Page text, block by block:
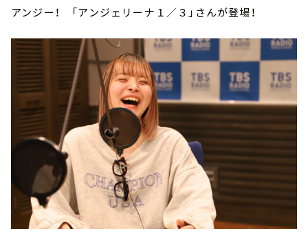
アンジー！ 「アンジェリーナ１／３」さんが登場！